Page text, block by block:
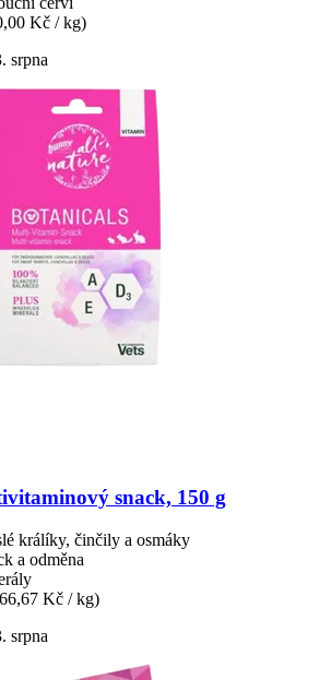
Kč / kg)
srpna
snack, 150 g
králíky, činčily a osmáky
a odměna
Kč / kg)
srpna